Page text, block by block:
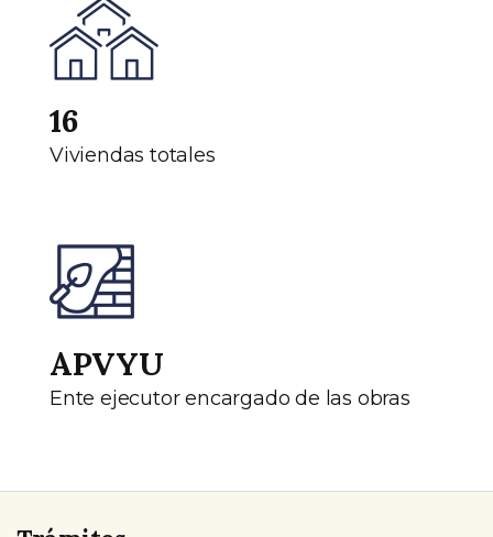
16
Viviendas totales
APVYU
Ente ejecutor encargado de las obras